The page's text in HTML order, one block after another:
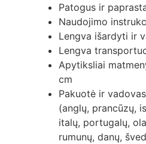
Patogus ir
Naudojimo
Lengva išardyti ir
Lengva
Apytiksliai
cm
Pakuotė ir
(anglų, prancūzų,
italų, portugalų,
rumunų, danų,